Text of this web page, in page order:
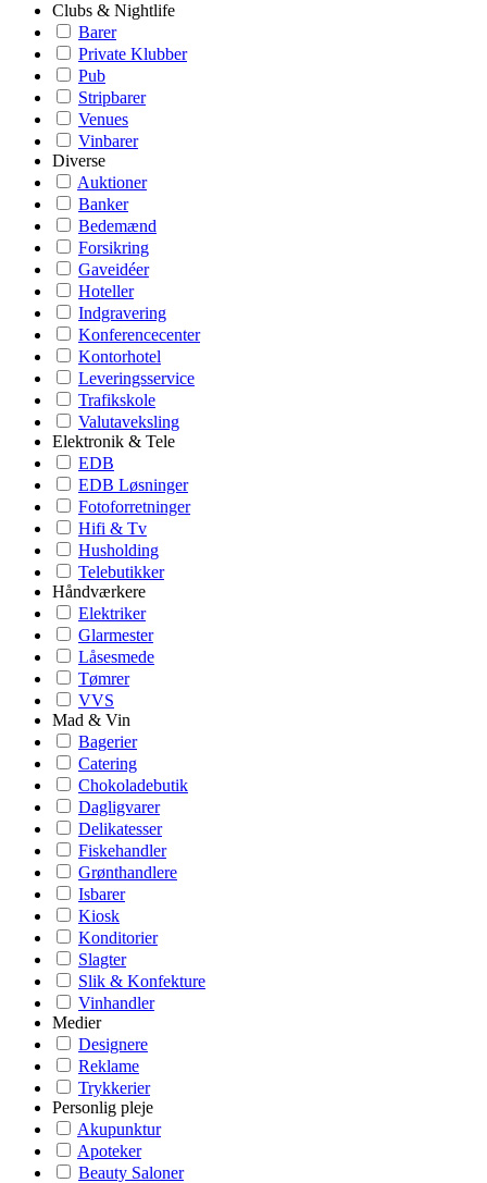
Clubs & Nightlife
Barer
Private Klubber
Pub
Stripbarer
Venues
Vinbarer
Diverse
Auktioner
Banker
Bedemænd
Forsikring
Gaveidéer
Hoteller
Indgravering
Konferencecenter
Kontorhotel
Leveringsservice
Trafikskole
Valutaveksling
Elektronik & Tele
EDB
EDB Løsninger
Fotoforretninger
Hifi & Tv
Husholding
Telebutikker
Håndværkere
Elektriker
Glarmester
Låsesmede
Tømrer
VVS
Mad & Vin
Bagerier
Catering
Chokoladebutik
Dagligvarer
Delikatesser
Fiskehandler
Grønthandlere
Isbarer
Kiosk
Konditorier
Slagter
Slik & Konfekture
Vinhandler
Medier
Designere
Reklame
Trykkerier
Personlig pleje
Akupunktur
Apoteker
Beauty Saloner